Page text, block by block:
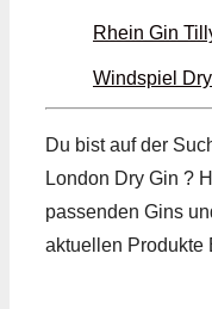
Rhein Gin
Windspiel
Du bist auf der
London Dry Gin ?
passenden Gins
aktuellen Produkte